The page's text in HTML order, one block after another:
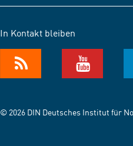
In Kontakt bleiben
© 2026 DIN Deutsches Institut für